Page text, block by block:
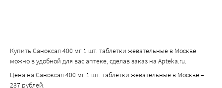
Купить Саноксал 400 мг 1 шт. таблетки жевательные в Москве
можно в удобной для вас аптеке, сделав заказ на Apteka.ru.
Цена на Саноксал 400 мг 1 шт. таблетки жевательные в Москве –
237 рублей.